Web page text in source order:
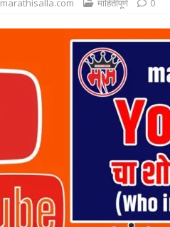
marathisalla.com माहितीपूर्ण 0